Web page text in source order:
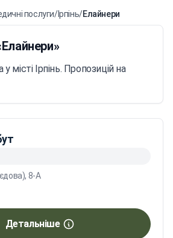
послуги/Ірпінь/Елайнери
місті Ірпінь. Пропозицій на
8-А
Детальніше